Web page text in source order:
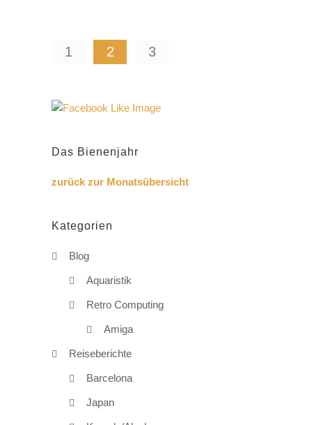
1 2 3
Das Bienenjahr
zurück zur Monatsübersicht
Kategorien
Blog
Aquaristik
Retro Computing
Amiga
Reiseberichte
Barcelona
Japan